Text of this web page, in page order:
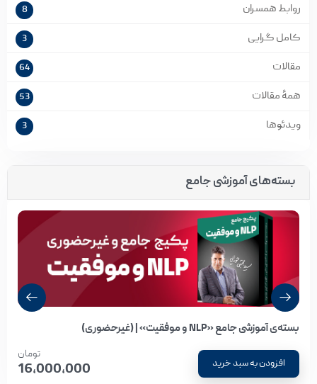
روابط همسران 8
کامل گرایی 3
مقالات 64
همۀ مقالات 53
ویدئوها 3
بسته‌های آموزشی جامع
بسته‌ی آموزشی جامع «NLP و موفقیت» | (غیرحضوری)
افزودن به سبد خرید
تومان
16,000,000